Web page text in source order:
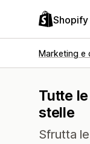
Marketing e
Tutte
stelle
Sfrutta